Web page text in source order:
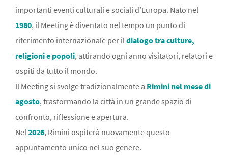
importanti eventi culturali e sociali d’Europa. Nato nel
1980, il Meeting è diventato nel tempo un punto di
riferimento internazionale per ildialogo tra culture,
religioni e popoli, attirando ogni anno visitatori, relatori e
ospiti da tutto il mondo.
Il Meeting si svolge tradizionalmente a Rimini nel mese di
agosto, trasformando la città in un grande spazio di
confronto, riflessione e apertura.
Nel2026, Rimini ospiterà nuovamente questo
appuntamento unico nel suo genere.